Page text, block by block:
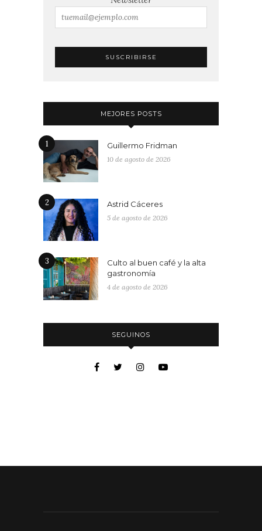
MEJORES POSTS
1 Guillermo Fridman
10 de agosto de 2026
2 Astrid Cáceres
5 de agosto de 2026
3
Culto al buen café y la alta
gastronomía
4 de agosto de 2026
SEGUINOS